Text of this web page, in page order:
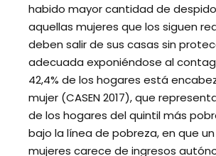
habido mayor cantidad de
aquellas mujeres que los siguen
deben salir de sus casas sin
adecuada exponiéndose al
42,4% de los hogares está
mujer (CASEN 2017), que
de los hogares del quintil más
bajo la línea de pobreza, en que
mujeres carece de ingresos